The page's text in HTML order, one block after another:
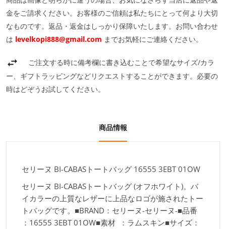
金をご請求ください。お客様のご信頼は私たちにとって何より大切
なものです。返品・返金はしっかり保障いたします。お問い合わせ
は levelkopi888@gmail.com までお気軽にご連絡ください。
ご注文する時に備考欄に書き込むことで希望なサイズ/カラ
ー、ギフトラッピングなどリクエストすることができます。必要の
時はどぞうお試してください。
商品情報
セリーヌ BI-CABASトートバッグ 16555 3EBT 01OW
セリーヌ BI-CABASトートバッグ (オフホワイト)。バ
イカラーの上質なレザーに上品なロゴが施されたトー
トバッグです。■BRAND：セリーヌ-セリーヌ-■品番
：16555 3EBT 01OW■素材 ：ラムスキン■サイズ：